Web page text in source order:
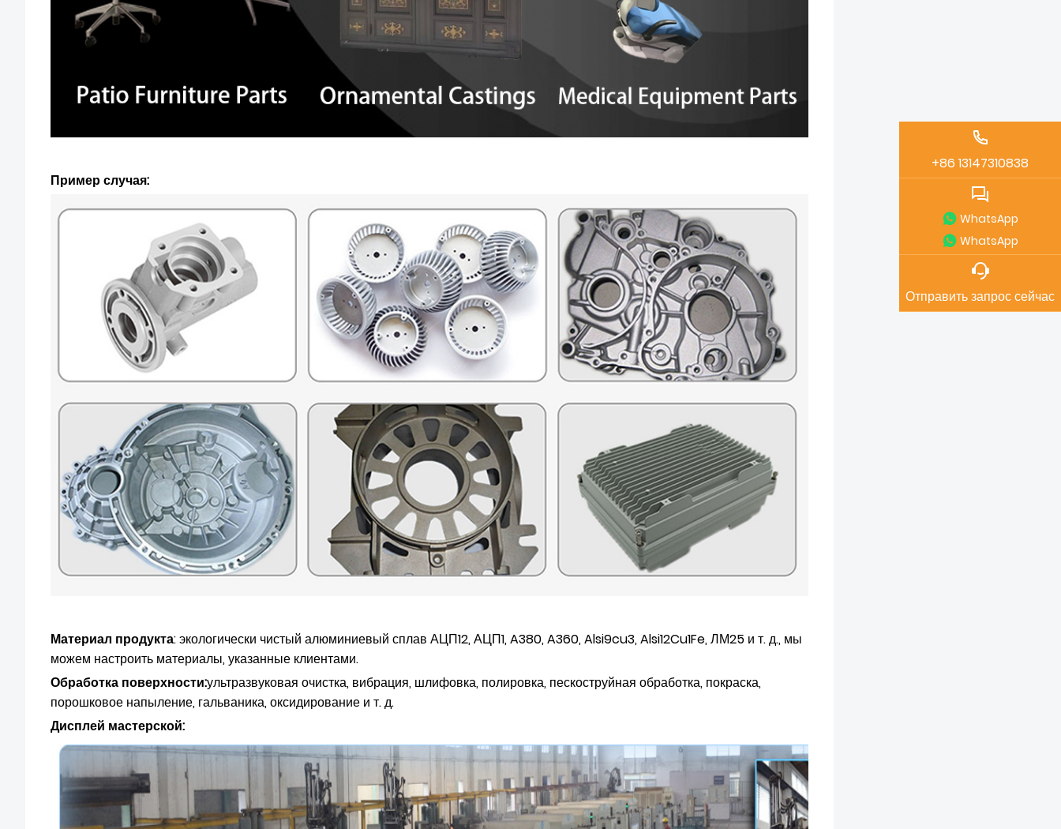
Пример случая:
Материал продукта: экологически чистый алюминиевый сплав АЦП12, АЦП1, A380, A360, Alsi9cu3, Alsi12Cu1Fe, ЛМ25 и т. д., мы
можем настроить материалы, указанные клиентами.
Обработка поверхности:ультразвуковая очистка, вибрация, шлифовка, полировка, пескоструйная обработка, покраска,
порошковое напыление, гальваника, оксидирование и т. д.
Дисплей мастерской:
+86 13147310838
WhatsApp
WhatsApp
Отправить запрос сейчас